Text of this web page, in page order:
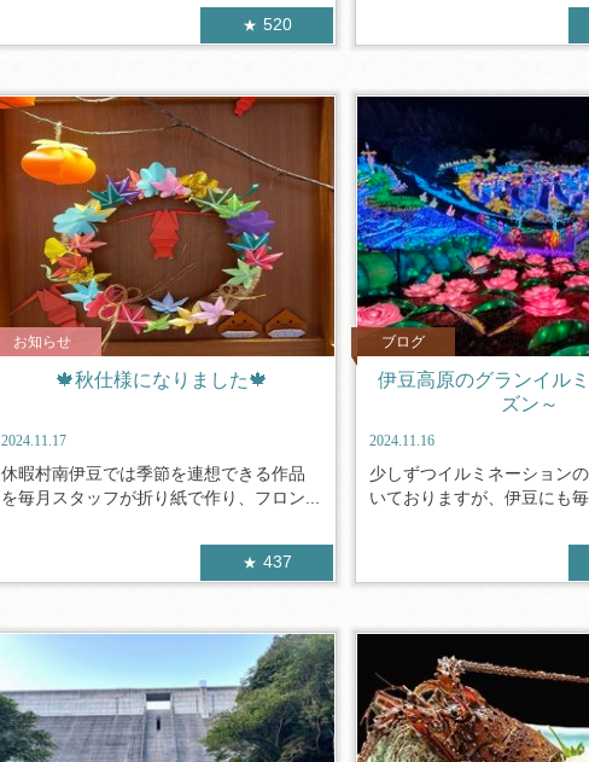
520
お知らせ
🍁秋仕様になりました🍁
2024.11.17
休暇村南伊豆では季節を連想できる作品
を毎月スタッフが折り紙で作り、フロン...
437
ブログ
伊豆高原のグランイル
ズン～
2024.11.16
少しずつイルミネーション
いておりますが、伊豆にも毎